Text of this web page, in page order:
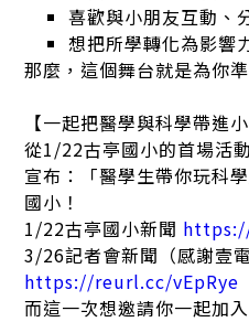
喜歡與小朋友互動、
想把所學轉化為影響
那麼，這個舞台就是為你準
【一起把醫學與科學帶進小
從1/22古亭國小的首場活
宣布：「醫學生帶你玩科
國小！
1/22古亭國小新聞
3/26記者會新聞（感謝壹電
https://reurl.cc/vEpRye
而這一次想邀請你一起加入